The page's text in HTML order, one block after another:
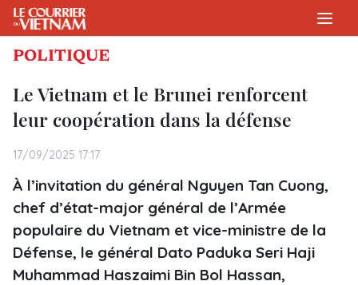
POLITIQUE
Le Vietnam et le Brunei renforcent
leur coopération dans la défense
17/09/2025 17:17
À l’invitation du général Nguyen Tan Cuong,
chef d’état-major général de l’Armée
populaire du Vietnam et vice-ministre de la
Défense, le général Dato Paduka Seri Haji
Muhammad Haszaimi Bin Bol Hassan,